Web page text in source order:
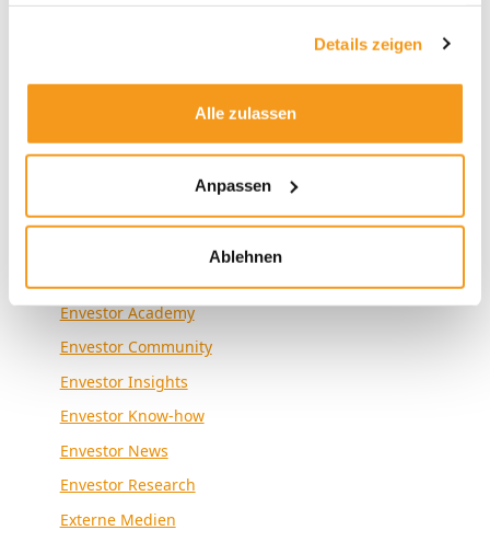
Details zeigen
Alle zulassen
Anpassen
Ablehnen
2018
Kategorien
Envestor Academy
Envestor Community
Envestor Insights
Envestor Know-how
Envestor News
Envestor Research
Externe Medien